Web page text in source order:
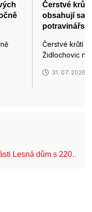
Čerstvé krůtí
obsahují
Čerstvé krůtí
Židlochovic na
31. 07. 2026
Lesná dům s 220…